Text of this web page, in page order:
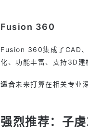
Fusion 360
Fusion 360集成了CAD
化、功能丰富、支持3D建
适合未来打算在相关专业
强烈推荐：子